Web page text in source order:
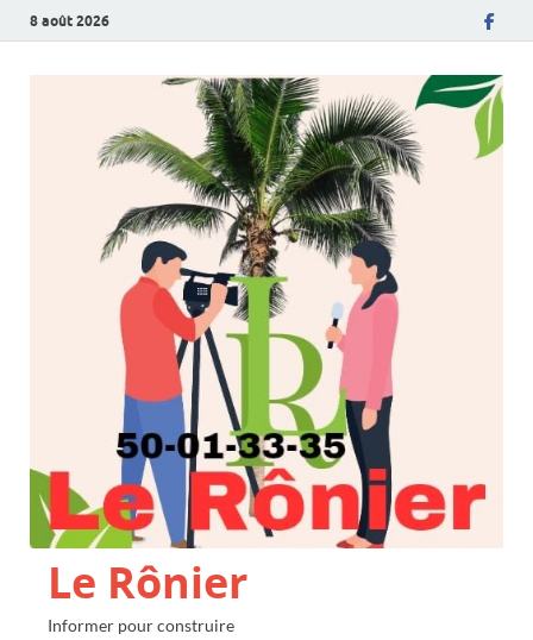
8 août 2026
Le Rônier
Informer pour construire